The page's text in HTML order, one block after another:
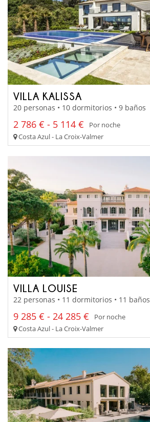
VILLA KALISSA
20 personas • 10 dormitorios • 9 baños
2 786 € - 5 114 €
Por noche
Costa Azul - La Croix-Valmer
VILLA LOUISE
22 personas • 11 dormitorios • 11 baños
9 285 € - 24 285 €
Por noche
Costa Azul - La Croix-Valmer